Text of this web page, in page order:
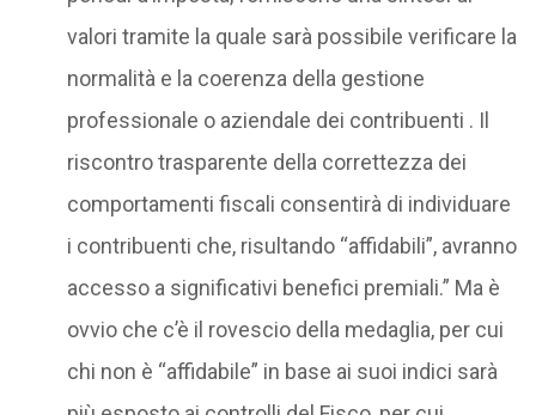
valori tramite la quale sarà possibile verificare la
normalità e la coerenza della gestione
professionale o aziendale dei contribuenti . Il
riscontro trasparente della correttezza dei
comportamenti fiscali consentirà di individuare
i contribuenti che, risultando “affidabili”, avranno
accesso a significativi benefici premiali.” Ma è
ovvio che c’è il rovescio della medaglia, per cui
chi non è “affidabile” in base ai suoi indici sarà